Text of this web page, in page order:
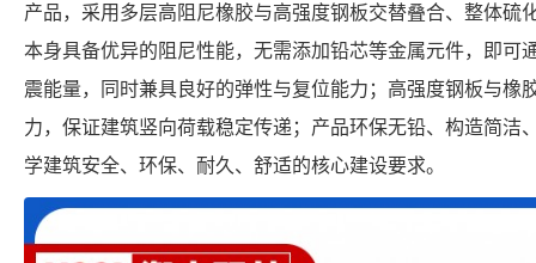
产品，采用多层高阻尼橡胶与高强度钢板交替叠合、整体硫
本身具备优异的阻尼性能，无需添加铅芯等金属元件，即可
震能量，同时兼具良好的弹性与复位能力；高强度钢板与橡
力，保证建筑竖向荷载稳定传递；产品环保无铅、构造简洁
学建筑安全、环保、耐久、舒适的核心建设要求。